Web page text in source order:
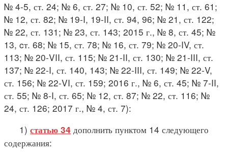
№ 4-5, ст. 24; № 6, ст. 27; № 10, ст. 52; № 11, ст. 61;
№ 12, ст. 82; № 19-I, 19-II, ст. 94, 96; № 21, ст. 122;
№ 22, ст. 131; № 23, ст. 143; 2015 г., № 8, ст. 45; №
13, cт. 68; № 15, ст. 78; № 16, ст. 79; № 20-IV, ст.
113; № 20-VII, ст. 115; № 21-II, ст. 130; № 21-III, ст.
137; № 22-I, ст. 140, 143; № 22-III, ст. 149; № 22-V,
ст. 156; № 22-VI, ст. 159; 2016 г., № 6, ст. 45; № 7-II,
ст. 55; № 8-I, ст. 65; № 12, ст. 87; № 22, ст. 116; №
24, ст. 126; 2017 г., № 4, ст. 7):
1) статью 34 дополнить пунктом 14 следующего
содержания: